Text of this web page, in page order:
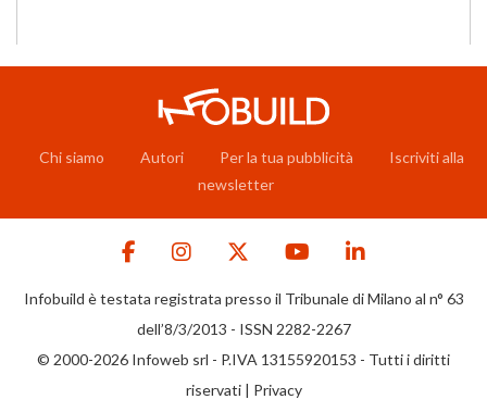
Chi siamo Autori Per la tua pubblicità
Iscriviti alla
newsletter
Infobuild è testata registrata presso il Tribunale di Milano al n° 63
dell’8/3/2013 - ISSN 2282-2267
© 2000-2026 Infoweb srl - P.IVA 13155920153 - Tutti i diritti
riservati | Privacy